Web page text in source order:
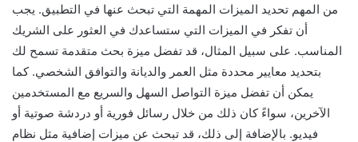
من المهم تحديد الميزات المهمة التي تبحث عنها في التطبيق. يجب
أن تفكر في الميزات التي ستساعدك في العثور على الشريك
المناسب. على سبيل المثال، قد تفضل ميزة بحث متقدمة تسمح لك
بتحديد معايير محددة مثل العمر والديانة والتوافق الشخصي. كما
يمكن أن تفضل ميزة التواصل السهل والسريع مع المستخدمين
الآخرين، سواءً كان ذلك من خلال رسائل فورية أو دردشة صوتية أو
فيديو. بالإضافة إلى ذلك، قد تبحث عن ميزات إضافية مثل نظام